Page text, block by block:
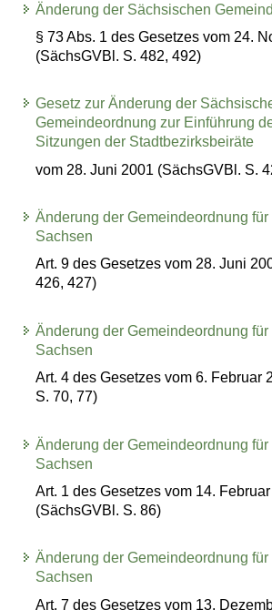
Änderung der Sächsischen
§ 73 Abs. 1 des Gesetzes vom 24.
(SächsGVBl. S. 482, 492)
Gesetz zur Änderung der
Gemeindeordnung zur Einführung
Sitzungen der Stadtbezirksbeiräte
vom 28. Juni 2001 (SächsGVBl. S.
Änderung der Gemeindeordnung
Sachsen
Art. 9 des Gesetzes vom 28. Juni
426, 427)
Änderung der Gemeindeordnung
Sachsen
Art. 4 des Gesetzes vom 6. Februar
S. 70, 77)
Änderung der Gemeindeordnung
Sachsen
Art. 1 des Gesetzes vom 14.
(SächsGVBl. S. 86)
Änderung der Gemeindeordnung
Sachsen
Art. 7 des Gesetzes vom 13.